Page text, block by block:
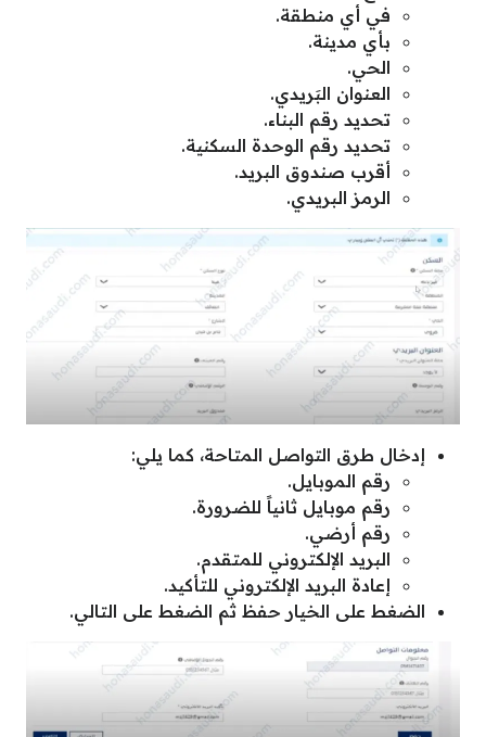
في أي منطقة.
بأي مدينة.
الحي.
العنوان البَريدي.
تحديد رقم البناء.
تحديد رقم الوحدة السكنية.
أقرب صندوق البريد.
الرمز البريدي.
إدخال طرق التواصل المتاحة، كما يلي:
رقم الموبايل.
رقم موبايل ثانياً للضرورة.
رقم أرضي.
البريد الإلكتروني للمتقدم.
إعادة البريد الإلكتروني للتأكيد.
الضغط على الخيار حفظ ثم الضغط على التالي.